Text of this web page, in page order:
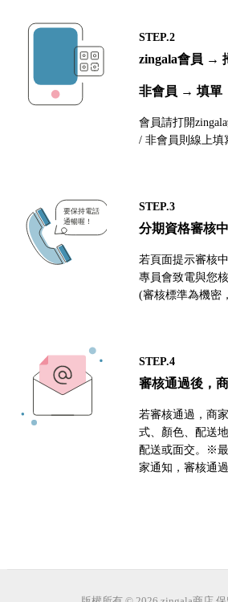
STEP.2
zingala會員 →
非會員 → 填單
會員請打開
/ 非會員則線上填
STEP.3
分期資格審核中
若頁面提示審核
專員會致電與您
(審核標準為機密
STEP.4
審核通過後，
若審核通過，商
式、顏色、配送
配送或面交。※
家通知，審核通